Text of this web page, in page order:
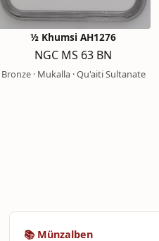
½ Khumsi AH1276
NGC MS 63 BN
Bronze · Mukalla · Qu'aiti Sultanate
📚 Münzalben